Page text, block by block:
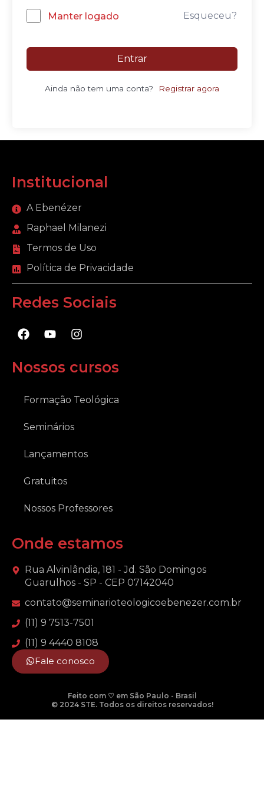
Manter logado Esqueceu?
Entrar
Ainda não tem uma conta? Registrar agora
Institucional
A Ebenézer
Raphael Milanezi
Termos de Uso
Política de Privacidade
Redes Sociais
F
a
e
b
o
Y
o
t
u
e
I
n
t
a
r
Nossos cursos
Formação Teológica
Seminários
Lançamentos
Gratuitos
Nossos Professores
Onde estamos
Rua Alvinlândia, 181 - Jd. São Domingos
Guarulhos - SP - CEP 07142040
contato@seminarioteologicoebenezer.com.br
(11) 9 7513-7501
(11) 9 4440 8108
Fale conosco
Feito com ♡ em São Paulo - Brasil
© 2024 STE. Todos os direitos reservados!